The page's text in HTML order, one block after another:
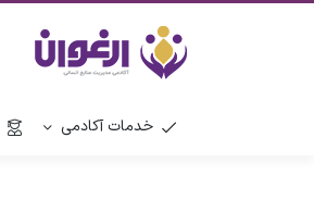
خدمات آکادمی